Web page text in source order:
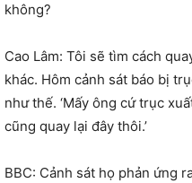
không?
Cao Lâm: Tôi sẽ tìm cách
khác. Hôm cảnh sát báo bị
như thế. ‘Mấy ông cứ trục
cũng quay lại đây thôi.’
BBC: Cảnh sát họ phản ứng